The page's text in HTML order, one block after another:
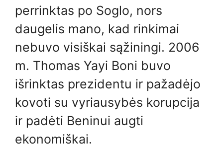
perrinktas po Soglo, nors
daugelis mano, kad rinkimai
nebuvo visiškai sąžiningi. 2006
m. Thomas Yayi Boni buvo
išrinktas prezidentu ir pažadėjo
kovoti su vyriausybės korupcija
ir padėti Beninui augti
ekonomiškai.